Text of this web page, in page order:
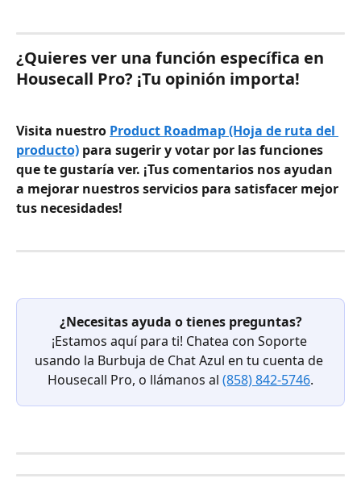
¿Quieres ver una función específica en
Housecall Pro? ¡Tu opinión importa!
Visita nuestro Product Roadmap (Hoja de ruta del
producto) para sugerir y votar por las funciones
que te gustaría ver. ¡Tus comentarios nos ayudan
a mejorar nuestros servicios para satisfacer mejor
tus necesidades!
¿Necesitas ayuda o tienes preguntas?
¡Estamos aquí para ti! Chatea con Soporte
usando la Burbuja de Chat Azul en tu cuenta de
Housecall Pro, o llámanos al (858) 842-5746.